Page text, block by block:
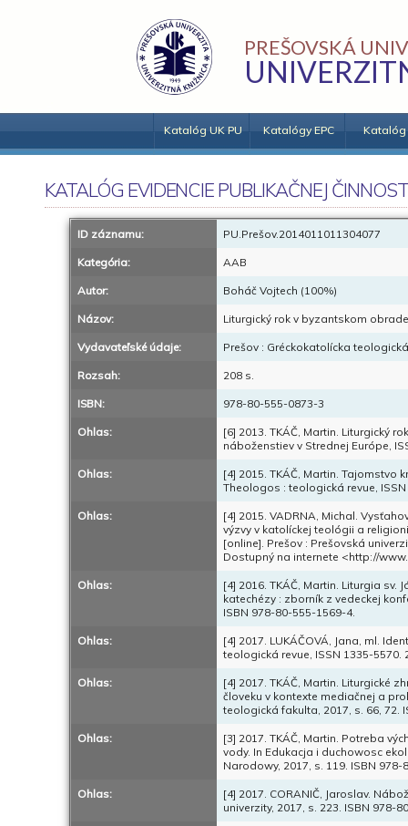
PREŠOVSKÁ
Katalóg UK PU Katalógy EPC Katalóg
KATALÓG EVIDENCIE PUBLIKAČNEJ
ID záznamu: PU.Prešov.2014011011304077
Kategória: AAB
Autor: Boháč Vojtech (100%)
Názov: Liturgický rok v byzantskom
Vydavateľské údaje: Prešov : Gréckokatolícka
Rozsah: 208 s.
ISBN: 978-80-555-0873-3
Ohlas:
[6] 2013. TKÁČ, Martin. Liturgický
náboženstiev v Strednej Európe,
Ohlas:
[4] 2015. TKÁČ, Martin.
Theologos : teologická revue, ISSN
Ohlas:
[4] 2015. VADRNA, Michal.
výzvy v katolíckej teológii a
[online]. Prešov : Prešovská
Dostupný na internete <http://
Ohlas:
[4] 2016. TKÁČ, Martin. Liturgia
katechézy : zborník z vedeckej
ISBN 978-80-555-1569-4.
Ohlas:
[4] 2017. LUKÁČOVÁ, Jana, ml.
teologická revue, ISSN 1335-5570.
Ohlas:
[4] 2017. TKÁČ, Martin. Liturgické
človeku v kontexte mediačnej a
teologická fakulta, 2017, s. 66, 72.
Ohlas:
[3] 2017. TKÁČ, Martin. Potreba
vody. In Edukacja i duchowosc
Narodowy, 2017, s. 119. ISBN
Ohlas:
[4] 2017. CORANIČ, Jaroslav.
univerzity, 2017, s. 223. ISBN 978-